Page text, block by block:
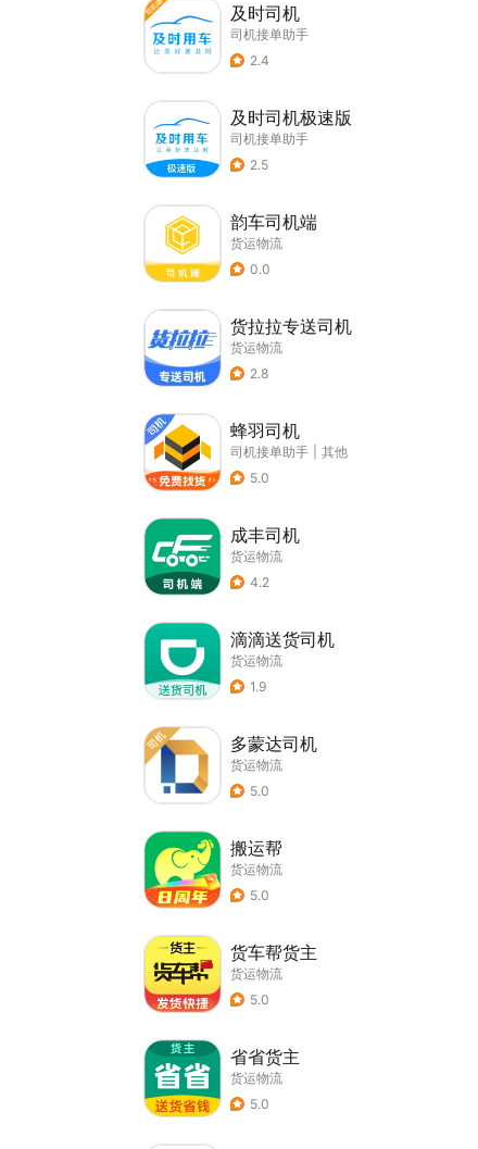
及时司机
司机接单助手
2.4
及时司机极速版
司机接单助手
2.5
韵车司机端
货运物流
0.0
货拉拉专送司机
货运物流
2.8
蜂羽司机
司机接单助手
其他
5.0
成丰司机
货运物流
4.2
滴滴送货司机
货运物流
1.9
多蒙达司机
货运物流
5.0
搬运帮
货运物流
5.0
货车帮货主
货运物流
5.0
省省货主
货运物流
5.0